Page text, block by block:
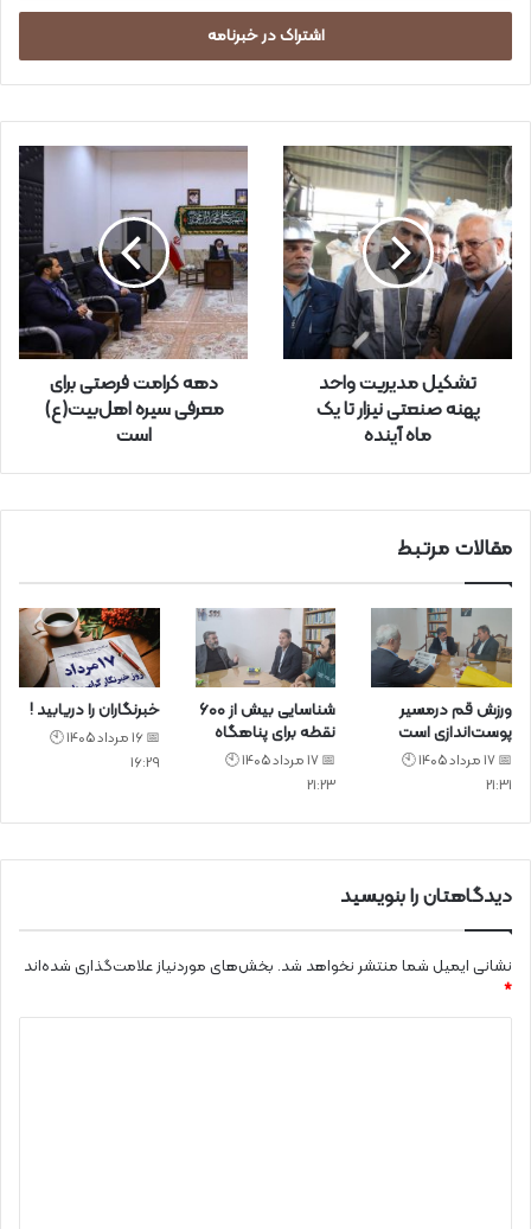
ر
ا
ی
ل
خ
و
د
ر
ا
ر
تشکیل مدیریت واحد
پهنه صنعتی نیزار تا یک
ماه آینده
دهه کرامت فرصتی برای
معرفی سیره اهل‌بیت(ع)
است
مقالات مرتبط
ورزش قم درمسیر
پوست‌اندازی است
📅 17 مرداد 1405 🕙
21:31
شناسایی بیش از ۶۰۰
نقطه برای پناهگاه
📅 17 مرداد 1405 🕙
21:23
خبرنگاران را دریابید !
📅 16 مرداد 1405 🕙
16:29
دیدگاهتان را بنویسید
نشانی ایمیل شما منتشر نخواهد شد. بخش‌های موردنیاز علامت‌گذاری شده‌اند
*